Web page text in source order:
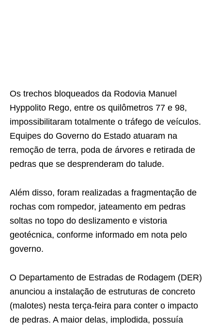
Os trechos bloqueados da Rodovia Manuel
Hyppolito Rego, entre os quilômetros 77 e 98,
impossibilitaram totalmente o tráfego de veículos.
Equipes do Governo do Estado atuaram na
remoção de terra, poda de árvores e retirada de
pedras que se desprenderam do talude.
Além disso, foram realizadas a fragmentação de
rochas com rompedor, jateamento em pedras
soltas no topo do deslizamento e vistoria
geotécnica, conforme informado em nota pelo
governo.
O Departamento de Estradas de Rodagem (DER)
anunciou a instalação de estruturas de concreto
(malotes) nesta terça-feira para conter o impacto
de pedras. A maior delas, implodida, possuía